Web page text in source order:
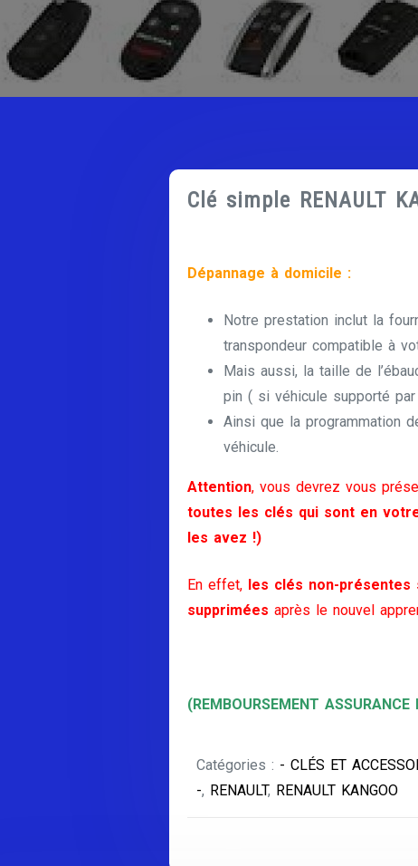
Clé simple RENAULT
Dépannage à domicile :
Notre prestation inclut la
transpondeur compatible à
Mais aussi, la taille de
pin ( si véhicule supporté
Ainsi que la programmation
véhicule.
Attention, vous devrez vous
toutes les clés qui sont en
les avez !)
En effet, les clés non-
supprimées après le nouvel
(REMBOURSEMENT ASSURANCE
Catégories : - CLÉS ET
-, RENAULT, RENAULT KANGOO